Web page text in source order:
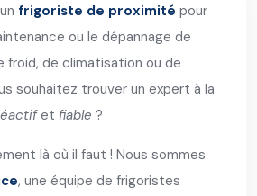
frigoriste de proximité pour
ou le dépannage de
de climatisation ou de
souhaitez trouver un expert à la
et fiable ?
là où il faut ! Nous sommes
, une équipe de frigoristes